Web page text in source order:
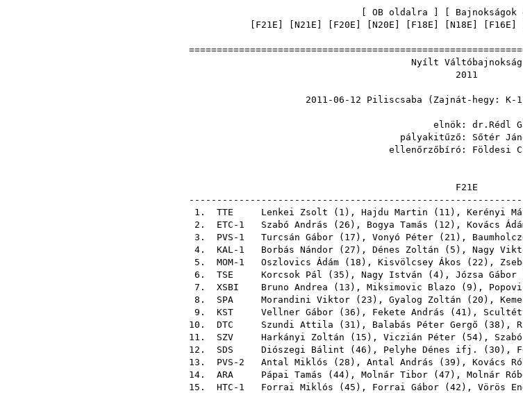
OB oldalra
F21E N21E F20E N20E F18E N18E F16E
Nyílt
2011-06-12 Piliscsaba (Zajnát-
elnök: dr.Rédl
pályakitűző: Sőtér
ellenőrzőbíró: Földesi
1. TTE Lenkei Zsolt ( 1 ), Hajdu Martin ( 11 ), Kerényi
2. ETC-1 Szabó András ( 26 ), Bogya Tamás ( 12 ), Kovács
3. PVS-1 Turcsán Gábor ( 17 ), Vonyó Péter ( 21 ),
4. KAL-1 Borbás Nándor ( 27 ), Dénes Zoltán ( 5 ), Nagy
5. MOM-1 Oszlovics Ádám ( 18 ), Kisvölcsey Ákos ( 22 ),
6. TSE Korcsok Pál ( 35 ), Nagy István ( 4), Józsa Gábor
7. XSBI Bruno Andrea ( 13 ), Miksimovic Blazo ( 9 ),
8. SPA Morandini Viktor ( 23 ), Gyalog Zoltán ( 20 ),
9. KST Vellner Gábor ( 36 ), Fekete András ( 41 ),
10. DTC Szundi Attila ( 31 ), Balabás Péter Gergő ( 38 ),
11. SZV Harkányi Zoltán ( 15 ), Viczián Péter ( 54),
12. SDS Diószegi Bálint ( 46 ), Pelyhe Dénes ifj. ( 30 ),
13. PVS-2 Antal Miklós ( 28 ), Antal András ( 39 ), Kovács
14. ARA Pápai Tamás ( 44), Molnár Tibor ( 47 ), Molnár
15. HTC-1 Forrai Miklós ( 45 ), Forrai Gábor ( 42 ), Vörös